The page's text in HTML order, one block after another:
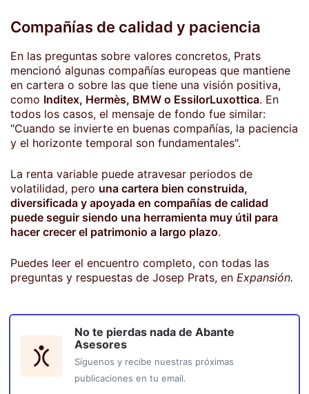
Compañías de calidad y paciencia
En las preguntas sobre valores concretos, Prats
mencionó algunas compañías europeas que mantiene
en cartera o sobre las que tiene una visión positiva,
como Inditex, Hermès, BMW o EssilorLuxottica. En
todos los casos, el mensaje de fondo fue similar:
"Cuando se invierte en buenas compañías, la paciencia
y el horizonte temporal son fundamentales".
La renta variable puede atravesar periodos de
volatilidad, pero una cartera bien construida,
diversificada y apoyada en compañías de calidad
puede seguir siendo una herramienta muy útil para
hacer crecer el patrimonio a largo plazo.
Puedes leer el encuentro completo, con todas las
preguntas y respuestas de Josep Prats, en Expansión.
No te pierdas nada de Abante
Asesores
Síguenos y recibe nuestras próximas
publicaciones en tu email.